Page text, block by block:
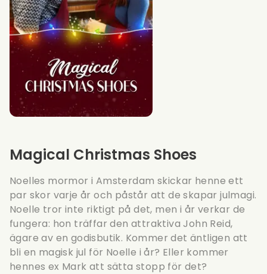
Magical Christmas Shoes
Noelles mormor i Amsterdam skickar henne ett
par skor varje år och påstår att de skapar julmagi.
Noelle tror inte riktigt på det, men i år verkar de
fungera: hon träffar den attraktiva John Reid,
ägare av en godisbutik. Kommer det äntligen att
bli en magisk jul för Noelle i år? Eller kommer
hennes ex Mark att sätta stopp för det?